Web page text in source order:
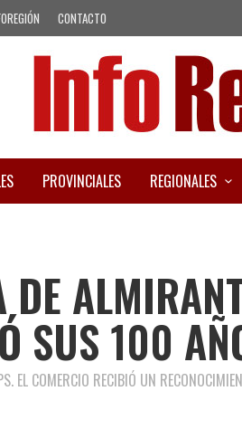
CONTACTO
PROVINCIALES REGIONALES
SUS 100
EL COMERCIO RECIBIÓ UN